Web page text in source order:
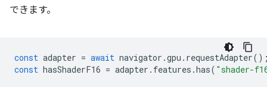
できます。
const adapter = await navigator .gpu . requestAdapter
const hasShaderF16 = adapter . features .has( "shader-